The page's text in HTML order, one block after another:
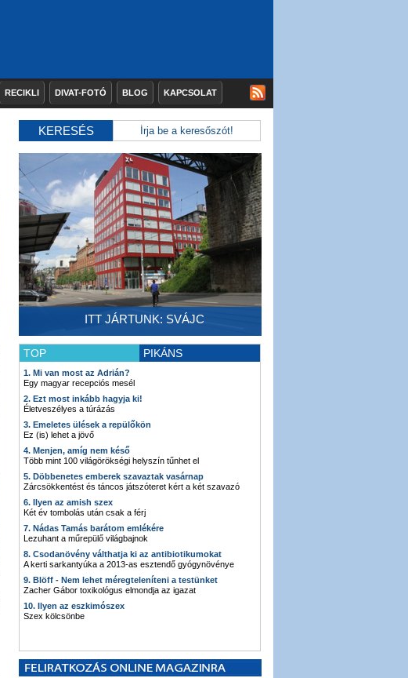
RECIKLI DIVAT-FOTÓ BLOG KAPCSOLAT
KERESÉS
ITT JÁRTUNK: SVÁJC
TOP PIKÁNS
1. Mi van most az Adrián?
Egy magyar recepciós mesél
2. Ezt most inkább hagyja ki!
Életveszélyes a túrázás
3. Emeletes ülések a repülőkön
Ez (is) lehet a jövő
4. Menjen, amíg nem késő
Több mint 100 világörökségi helyszín tűnhet el
5. Döbbenetes emberek szavaztak vasárnap
Zárcsökkentést és táncos játszóteret kért a két szavazó
6. Ilyen az amish szex
Két év tombolás után csak a férj
7. Nádas Tamás barátom emlékére
Lezuhant a műrepülő világbajnok
8. Csodanövény válthatja ki az antibiotikumokat
A kerti sarkantyúka a 2013-as esztendő gyógynövénye
9. Blöff - Nem lehet méregteleníteni a testünket
Zacher Gábor toxikológus elmondja az igazat
10. Ilyen az eszkimószex
Szex kölcsönbe